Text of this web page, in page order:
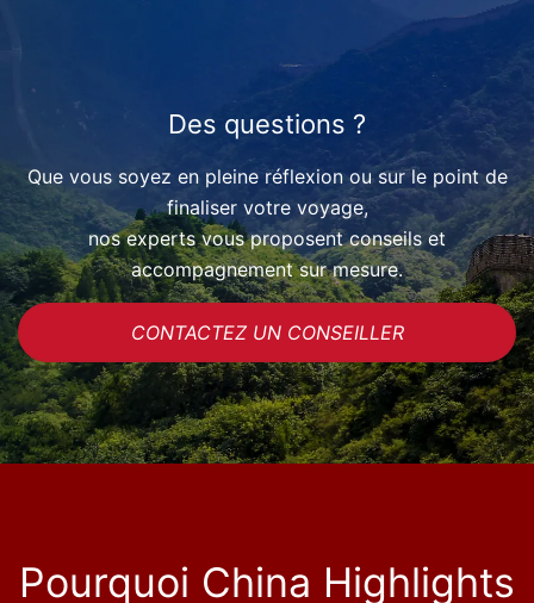
Des questions ?
Que vous soyez en pleine réflexion ou sur le point de
finaliser votre voyage,
nos experts vous proposent conseils et
accompagnement sur mesure.
CONTACTEZ UN CONSEILLER
Pourquoi China Highlights